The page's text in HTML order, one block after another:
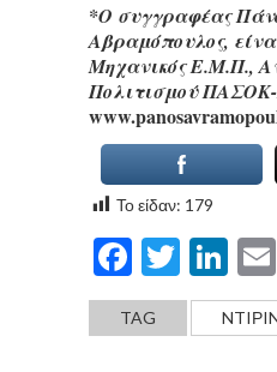
*Ο συγγραφέας
Αβραμόπουλος,
Μηχανικός Ε.Μ.Π.,
Πολιτισμού
Το είδαν: 179
Facebook
TAG